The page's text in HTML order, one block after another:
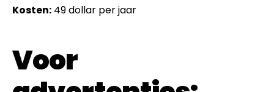
Kosten: 49 dollar per jaar
Voor